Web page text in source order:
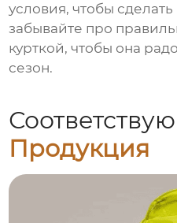
условия, чтобы
забывайте про
курткой, чтобы она
сезон.
Продукция